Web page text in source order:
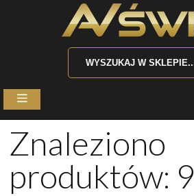
Znaleziono
produktów: 9